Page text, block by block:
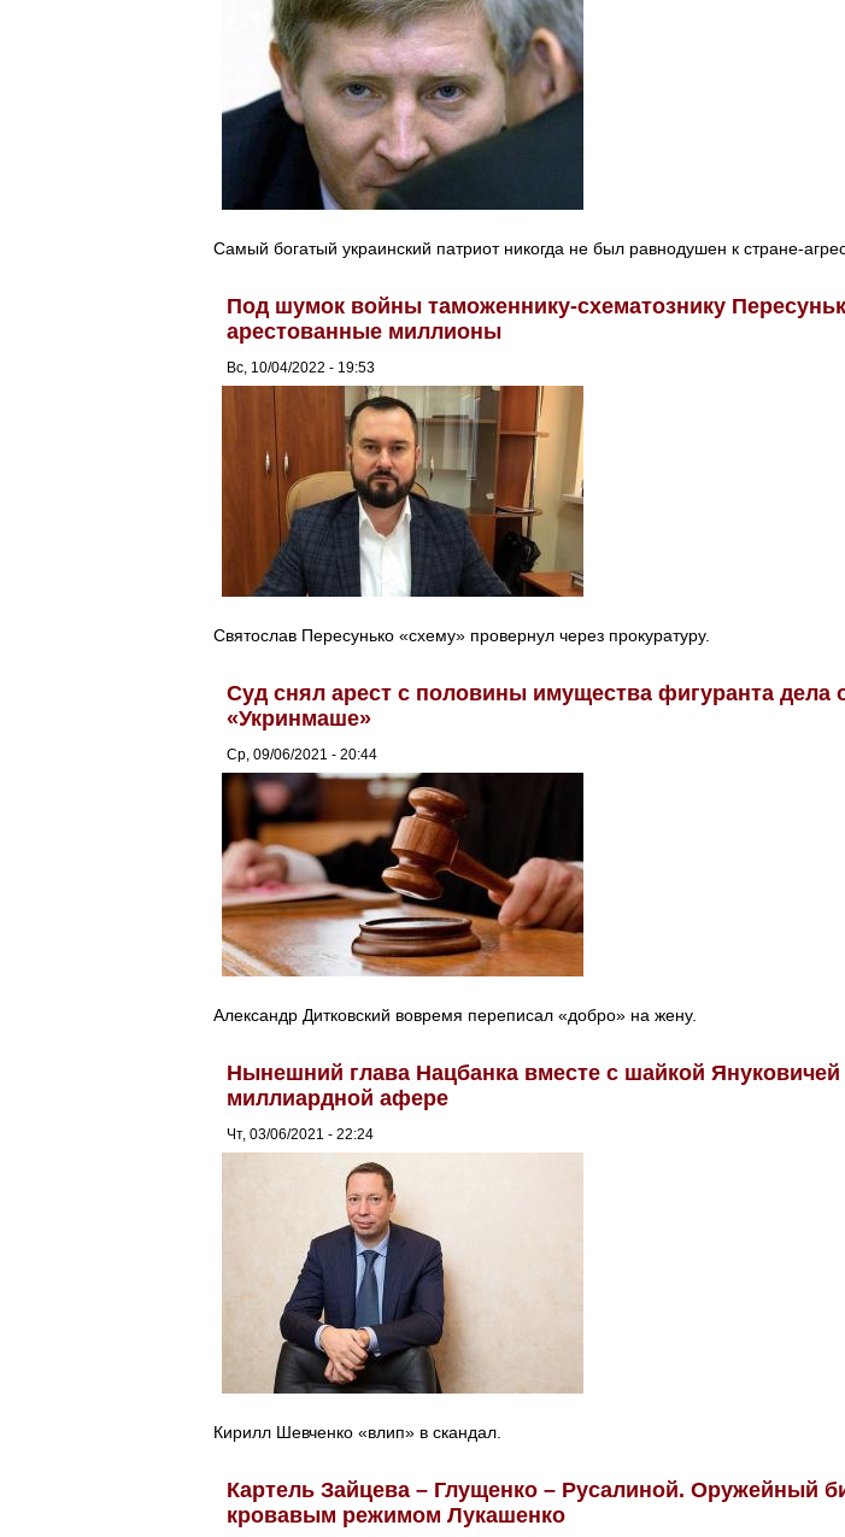
Самый богатый украинский патриот никогда не был равнодушен к стране-
Под шумок войны таможеннику-схематознику
арестованные миллионы
Вс, 10/04/2022 - 19:53
Святослав Пересунько «схему» провернул через прокуратуру.
Суд снял арест с половины имущества фигуранта дела
«Укринмаше»
Ср, 09/06/2021 - 20:44
Александр Дитковский вовремя переписал «добро» на жену.
Нынешний глава Нацбанка вместе с шайкой Януковичей
миллиардной афере
Чт, 03/06/2021 - 22:24
Кирилл Шевченко «влип» в скандал.
Картель Зайцева – Глущенко – Русалиной. Оружейный
кровавым режимом Лукашенко